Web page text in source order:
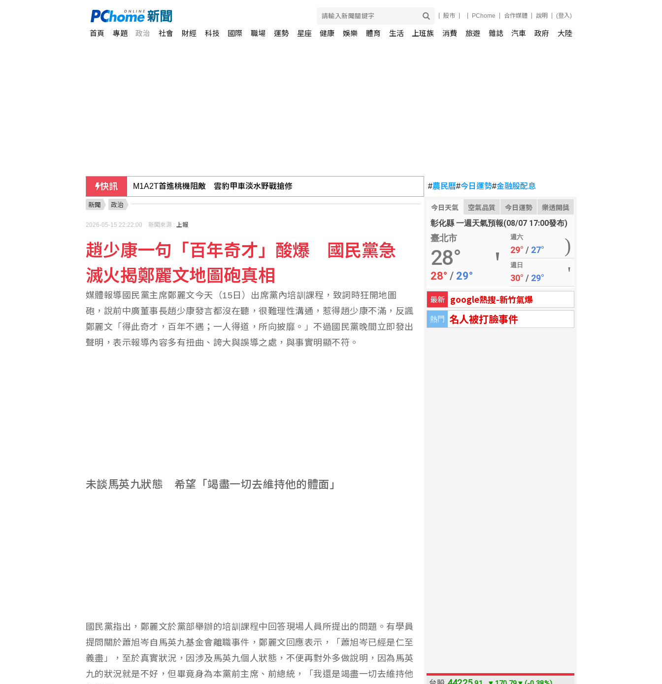
股市 PChome 合作媒體 說明 (登入)
首頁 專題 政治 社會 財經 科技 國際 職場 運勢 星座 健康 娛樂 體育 生活 上班族 消費 旅遊 雜誌 汽車 政府 大陸
快訊 M1A2T首進桃機阻敵 雲豹甲車淡水野戰搶修 #農民曆#今日運勢#金融股配息
今日天氣 空氣品質 今日運勢 樂透開獎
彰化縣 一週天氣預報(08/07 17:00發布)
臺北市
28°
28° / 29°
週六
29° / 27°
週日
30° / 29°
最新 google熱搜-新竹氣爆
熱門 名人被打臉事件
新聞 政治
2026-05-15 22:22:00 新聞來源 : 上報
趙少康一句「百年奇才」酸爆 國民黨急
滅火揭鄭麗文地圖砲真相
媒體報導國民黨主席鄭麗文今天（15日）出席黨內培訓課程，致詞時狂開地圖
砲，說前中廣董事長趙少康發言都沒在聽，很難理性溝通，惹得趙少康不滿，反諷
鄭麗文「得此奇才，百年不遇；一人得道，所向披靡。」不過國民黨晚間立即發出
聲明，表示報導內容多有扭曲、誇大與誤導之處，與事實明顯不符。
未談馬英九狀態 希望「竭盡一切去維持他的體面」
國民黨指出，鄭麗文於黨部舉辦的培訓課程中回答現場人員所提出的問題。有學員
提問關於蕭旭岑自馬英九基金會離職事件，鄭麗文回應表示，「蕭旭岑已經是仁至
義盡」，至於真實狀況，因涉及馬英九個人狀態，不便再對外多做說明，因為馬英
九的狀況就是不好，但畢竟身為本黨前主席、前總統，「我還是竭盡一切去維持他